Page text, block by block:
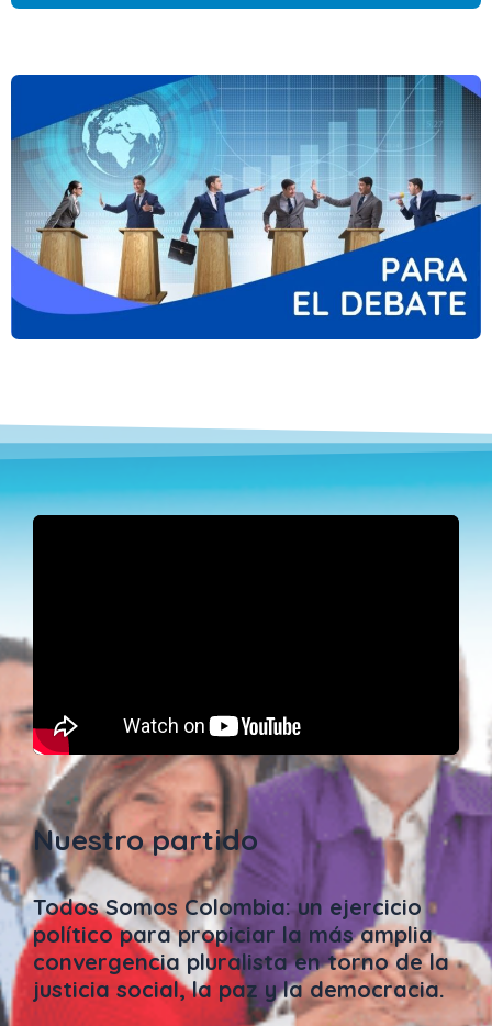
Nuestro partido
Todos Somos Colombia: un ejercicio
político para propiciar la más amplia
convergencia pluralista en torno de la
justicia social, la paz y la democracia.